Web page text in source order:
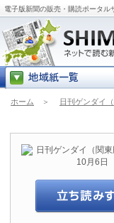
電子版新聞の販売・購読ポータ
ホーム ＞ 日刊ゲンダイ（